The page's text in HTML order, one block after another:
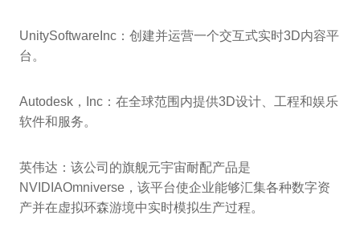
UnitySoftwareInc：创建并运营一个交互式实时3D内容平
台。
Autodesk，Inc：在全球范围内提供3D设计、工程和娱乐
软件和服务。
英伟达：该公司的旗舰元宇宙耐配产品是
NVIDIAOmniverse，该平台使企业能够汇集各种数字资
产并在虚拟环森游境中实时模拟生产过程。